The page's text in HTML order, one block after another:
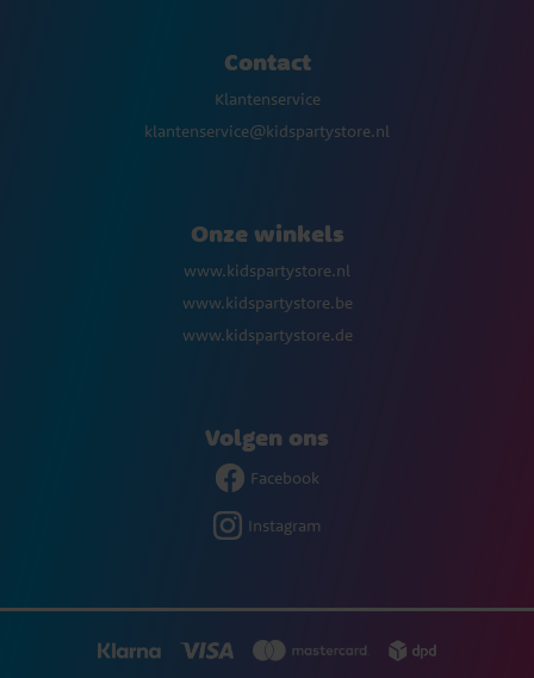
Contact
Klantenservice
klantenservice@kidspartystore.nl
Onze winkels
www.kidspartystore.nl
www.kidspartystore.be
www.kidspartystore.de
Volgen ons
Facebook
Instagram